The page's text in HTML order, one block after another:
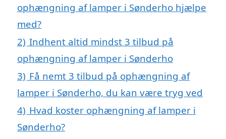
ophængning af lamper i Sønderho hjælpe
med?
2) Indhent altid mindst 3 tilbud på
ophængning af lamper i Sønderho
3) Få nemt 3 tilbud på ophængning af
lamper i Sønderho, du kan være tryg ved
4) Hvad koster ophængning af lamper i
Sønderho?